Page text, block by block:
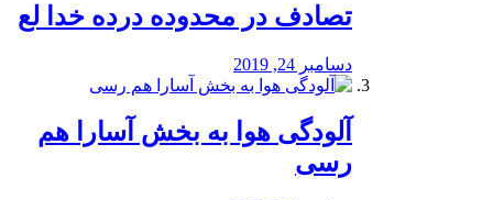
تصادف در محدوده درده خدا لع
دسامبر 24, 2019
آلودگی هوا به بخش آسارا هم
رسی